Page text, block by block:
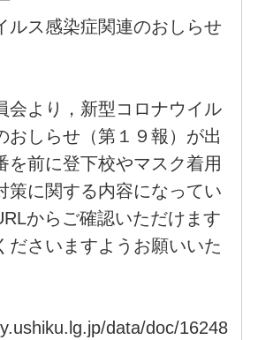
ルス感染症関連のおしらせ
会より，新型コロナウイル
おしらせ（第１９報）が出
を前に登下校やマスク着用
策に関する内容になってい
からご確認いただけます
ださいますようお願いいた
data/doc/16248